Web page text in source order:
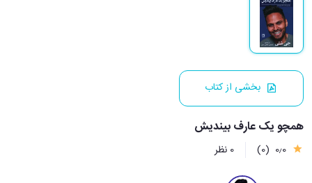
بخشی از کتاب
همچو یک عارف بیندیش
0٫0 (0) 0 نظر